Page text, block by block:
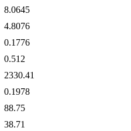
8.0645
4.8076
0.1776
0.512
2330.41
0.1978
88.75
38.71